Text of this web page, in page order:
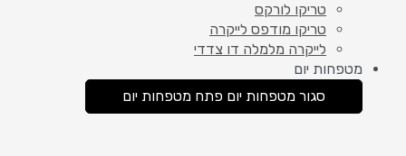
טריקו לורקס
טריקו מודפס לייקרה
לייקרה מלמלה דו צדדי
מטפחות יום
סגור מטפחות יום פתח מטפחות יום